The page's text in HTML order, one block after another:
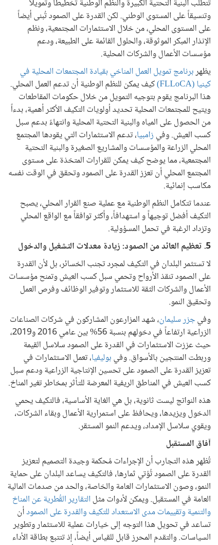
تتطلب البنية التحتية الكبيرة والنظم الوطنية تخطيطاً وتمويلاً
وتنسيقاً على المستوى الوطني. لكن القدرة على الصمود تُبنى أيضاً
على المستوى المحلي، من خلال الاستثمارات المجتمعية، ونظم
الإنذار المبكر الموثوقة، والحلول القائمة على الطبيعة، ودعم
مؤسسات الأعمال والشركات المحلية.
يظهربرنامج تمويل العمل المناخي بقيادة المجتمعات المحلية في
كينيا (FLLoCA)
كيف يمكن للنظم الوطنية أن تدعم العمل المحلي.
هذا البرنامج يقوم بتوجيه التمويل من خلال حكومات المقاطعات
ويتيح للمجتمعات المحلية تحديد أولويات التكيف الأكثر أهمية، بدءاً
من الحصول على المياه والبنية التحتية المحلية وانتهاءً بدعم سبل
كسب العيش. وفي زامبيا، تدعم الاستثمارات التي يقودها المجتمع
المحلي الزراعة والمؤسسات والمشاريع الصغيرة والبنية التحتية
المجتمعية، مما يوضح كيف يمكن للقرارات المتخذة على مستوى
المجتمع المحلي أن تعزز القدرة على الصمود وتحقق في الوقت نفسه
مكاسب إنمائية.
عندما تتكامل النظم الوطنية مع عملية صنع القرار المحلي، يصبح
التكيف أفضل توجيهاً و استهدافاً، وأكثر توافقاً مع الواقع المحلي
وتزداد الرغبة في تحمل المسؤولية.
5. تعظيم العائد من الصمود: زيادة معدلات التشغيل والدخول
لا تستثمر البلدان في التكيف لمجرد تجنب الخسائر، بل لأن القدرة
على الصمود تنقذ الأرواح وتحمي سبل كسب العيش وتمنح مؤسسات
الأعمال والشركات الثقة للاستثمار وتوفير الوظائف وفرص العمل
وتحقيق النمو.
وفيجزر سليمان، شهد المزارعون المشاركون في شركات الصناعات
الزراعية ارتفاعاً في دخولهم بنسبة 56% بين عامي 2016 و2019،
حيث عززت الاستثمارات في القدرة على الصمود سلاسل القيمة
وربطت المنتجين بالأسواق. وفي بوليفيا، تعمل الاستثمارات في
تعزيز القدرة على الصمود على تحسين الإنتاجية الزراعية ودعم سبل
كسب العيش في المناطق الريفية المعرضة للتأثر بمخاطر تغير المناخ.
هذه النواتج ليست ثانوية، بل هي الغاية الأساسية، فالتكيف يحمي
الدخول ويزيدها، ويحافظ على استمرارية الأعمال وبقاء الشركات،
ويقوي سلاسل الإمداد، ويدعم النمو المستقر.
آفاق المستقبل
تُظهر هذه التجارب أن الإجراءات مُحكمة وجيدة التصميم لتعزيز
القدرة على الصمود تُؤتي ثمارها، فالتكيف يساعد البلدان على حماية
النمو، وصون الاستثمارات العامة والخاصة، والحد من صدمات المالية
العامة في المستقبل. ويمكن لأدوات مثل التقارير القُطرية عن المناخ
والتنميةوتقييمات مدى الاستعداد للتكيف والقدرة على الصمودأن
تساعد في تحويل هذا التوجه إلى خيارات عملية للاستثمار وتطوير
السياسات. والتقدم المحرز قابل للقياس أيضاً، إذ تتتبع بطاقة الأداء